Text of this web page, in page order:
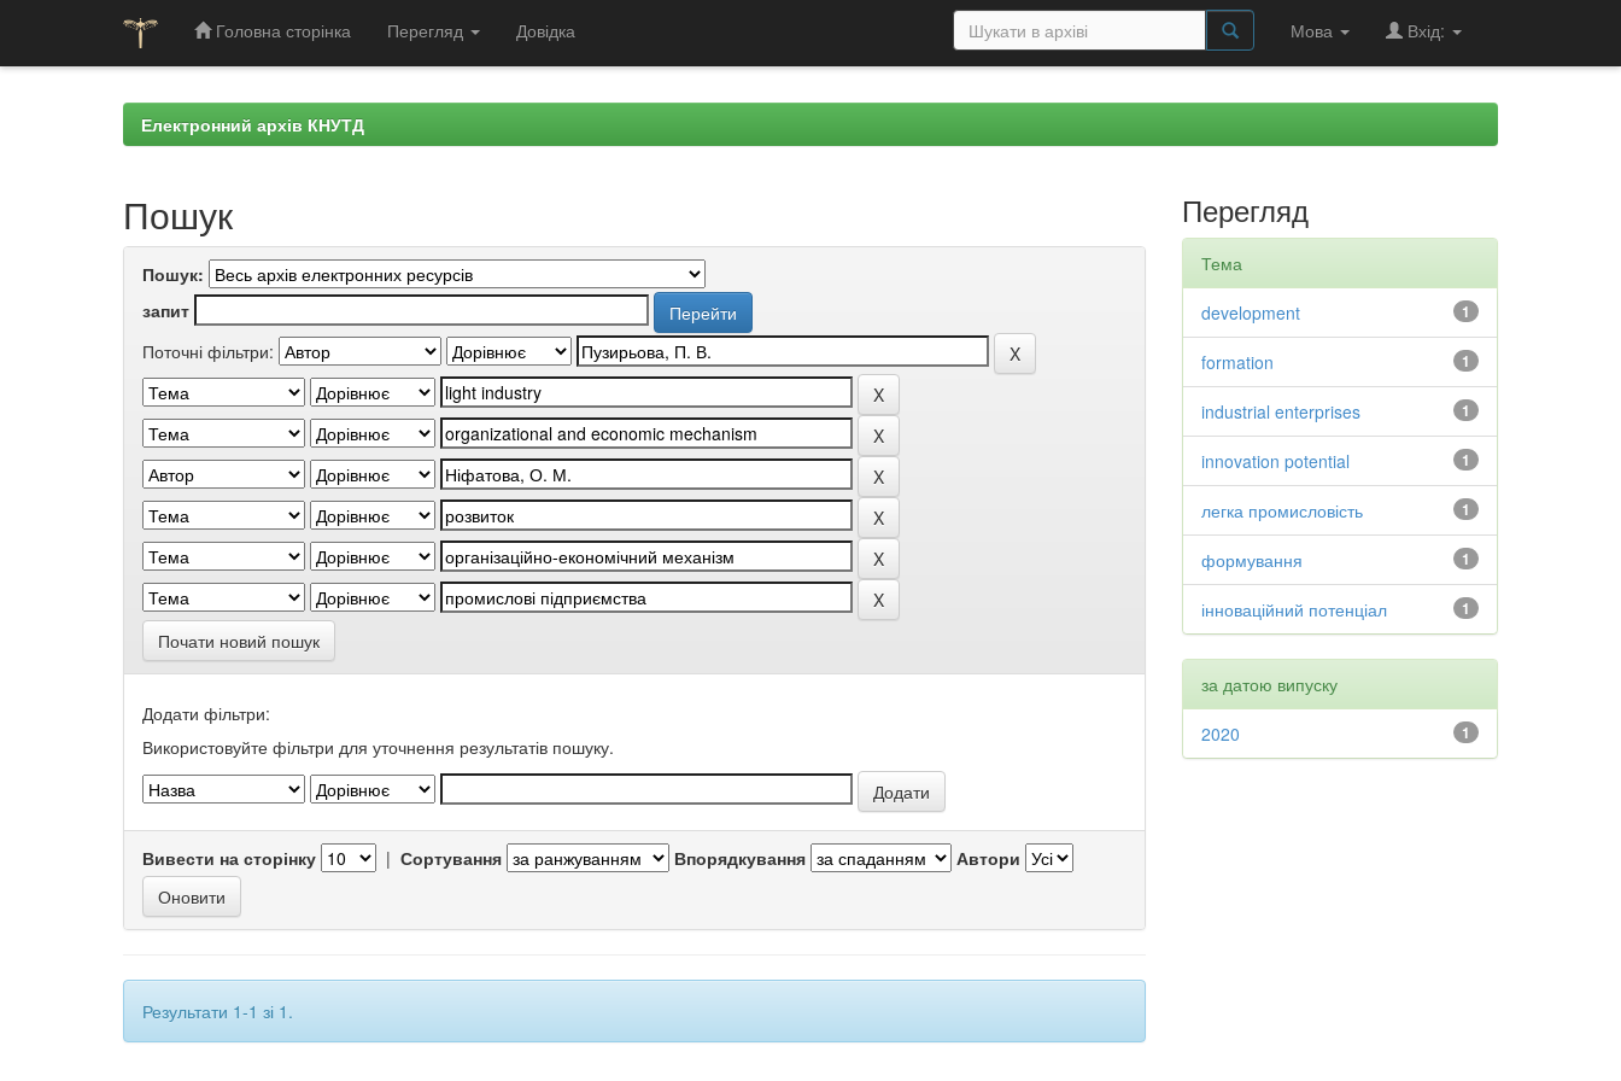
Головна сторінка Перегляд Довідка Мова Вхід:
Електронний архів КНУТД
Пошук
Пошук:
запит
Поточні фільтри:
Почати новий пошук
Додати фільтри:
Використовуйте фільтри для уточнення результатів пошуку.
Вивести на сторінку | Сортування Впорядкування Автори
Результати 1-1 зі 1.
Перегляд
Тема
1
development
1
formation
1
industrial enterprises
1
innovation potential
1
легка промисловість
1
формування
1
інноваційний потенціал
за датою випуску
1
2020